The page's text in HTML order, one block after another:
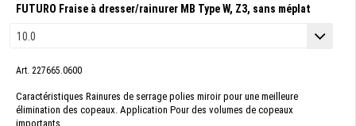
FUTURO Fraise à dresser/rainurer MB Type W, Z3, sans méplat
Art. 227665.0600
Caractéristiques Rainures de serrage polies miroir pour une meilleure
élimination des copeaux. Application Pour des volumes de copeaux
importants ...